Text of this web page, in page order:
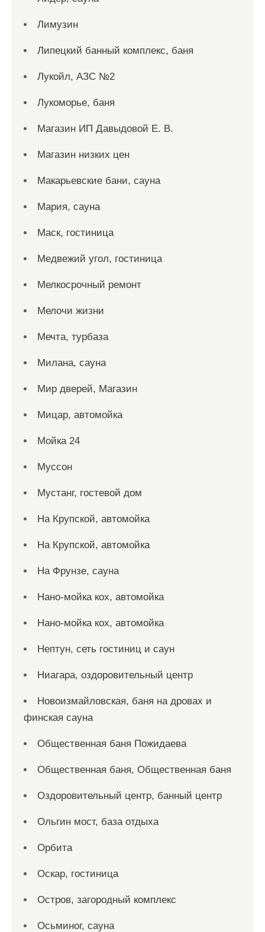
Лимузин
Липецкий банный комплекс, баня
Лукойл, АЗС №2
Лукоморье, баня
Магазин ИП Давыдовой Е. В.
Магазин низких цен
Макарьевские бани, сауна
Мария, сауна
Маск, гостиница
Медвежий угол, гостиница
Мелкосрочный ремонт
Мелочи жизни
Мечта, турбаза
Милана, сауна
Мир дверей, Магазин
Мицар, автомойка
Мойка 24
Муссон
Мустанг, гостевой дом
На Крупской, автомойка
На Крупской, автомойка
На Фрунзе, сауна
Нано-мойка кох, автомойка
Нано-мойка кох, автомойка
Нептун, сеть гостиниц и саун
Ниагара, оздоровительный центр
Новоизмайловская, баня на дровах и
финская сауна
Общественная баня Пожидаева
Общественная баня, Общественная баня
Оздоровительный центр, банный центр
Ольгин мост, база отдыха
Орбита
Оскар, гостиница
Остров, загородный комплекс
Осьминог, сауна